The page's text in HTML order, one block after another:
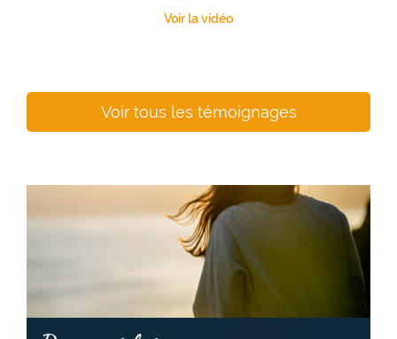
Voir la vidéo
Voir tous les témoignages